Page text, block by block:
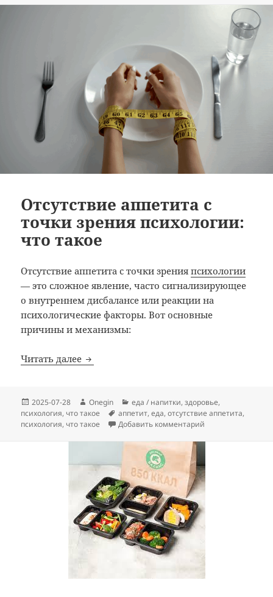
Отсутствие аппетита с
точки зрения психологии:
что такое
Отсутствие аппетита с точки зренияпсихологии
— это сложное явление, часто сигнализирующее
о внутреннем дисбалансе или реакции на
психологические факторы. Вот основные
причины и механизмы:
Читать далее Отсутствие аппетита с точки зрения
Опубликовано
2025-07-28 Автор
Onegin Рубрики
еда / напитки,здоровье,
психология, что такое Метки
аппетит,еда,отсутствие аппетита,
психология, что такое Добавить комментарий